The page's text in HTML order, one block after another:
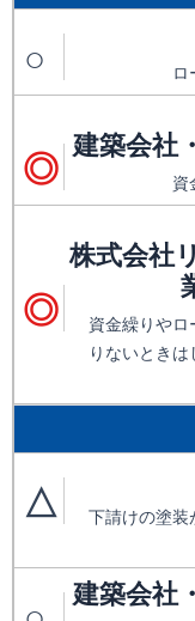
○
建築会社
◎ 資
株式会社
◎
資金繰りや
りないとき
△
下請けの塗装
建築会社